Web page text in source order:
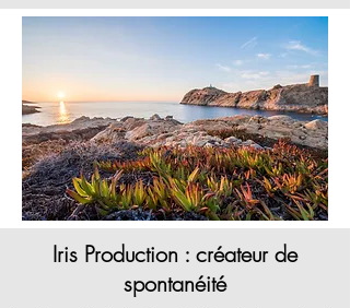
Iris Production : créateur de
spontanéité